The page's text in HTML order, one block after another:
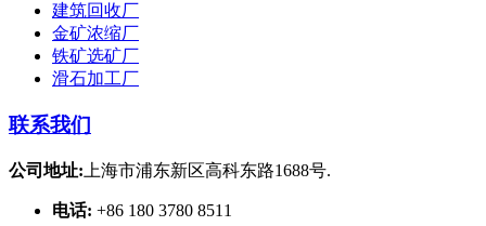
建筑回收厂
金矿浓缩厂
铁矿选矿厂
滑石加工厂
联系我们
公司地址: 上海市浦东新区高科东路1688号.
电话: +86 180 3780 8511